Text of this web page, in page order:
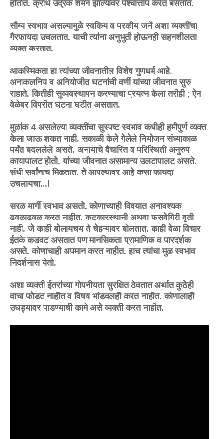
होतात. क्रोध उद्रेक शमन झाल्यावर पश्चात्ताप करत बसतात.
सौम्य स्वभाव असल्यामुळे स्वकिय व परकीय जनें अशा व्यक्तींचा
गैरफायदा उचलतात. याची त्यांना अनुभुती होऊनही सहनशीलता
व्यक्त करतात.
आकस्मिकता हा त्यांच्या जीवनातील विशेष गुणधर्म आहे.
अनाकलनिय व अनियोजीत घटनांची वर्णी यांच्या जीवनात सुरु
राहाते. कितीही सुव्यवस्थापन करण्याचा प्रयत्न केला तरीही ; ऐन
वेळेवर विपरीत घटना घटीत असतात.
मुळांक 4 असलेल्या व्यक्तींचा सुस्पष्ट स्वभाव कधीही हमीपुर्ण व्यक्त
केला जाऊ शकत नाही. सकाळी केले गेलेले नियोजन संध्याकाळ
पर्यंत बदललेले असते. अनायाचे वैचारित व परिस्थिती अनुरुप
कायापालट होतो. यांच्या जीवनात असामान्य उलटापालट असते.
संधी सर्वांनाच मिळतात. ते आपल्यावर आहे कसा फायदा
उचलायचा...!
सरळ मार्गी स्वभाव असतो. कोणाच्याही विषयात अनावश्यक
ढवळाढवळ करत नाहीत. कटकारस्थानी अथवा फसवेगिरी वृती
नाही. जे काही बोलायचय ते चेहऱ्यावर बोलतात. काही वेळा विचार
ईतके कडवट असतात पण मानसिकता प्रामाणिक व पारदर्शक
असते. कोणाचाही अपमान करत नाहीत. हाच त्यांचा मुळ स्वभाव
निदर्शनास येतो.
अशा व्यक्ती ईतरांच्या गोपनीयता सुरक्षित ठेवतात अर्थात कुठेही
वाचा फोडत नाहीत व विषय भांडवलही करत नाहीत. कोणालाही
उघड्यावर पाडण्याची कामे असे व्यक्ती करत नाहीत.